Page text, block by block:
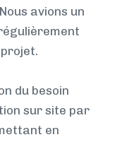
avions un
du besoin
sur site par
en